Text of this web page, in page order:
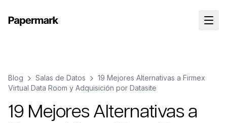
Blog Salas de Datos
19 Mejores Alternativas a Firmex
Virtual Data Room y Adquisición por Datasite
19 Mejores Alternativas a